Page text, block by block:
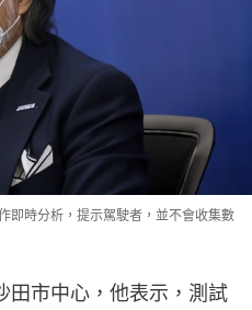
即時分析，提示駕駛者，並不會收集數
田市中心，他表示，測試